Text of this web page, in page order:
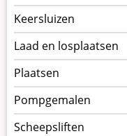
Keersluizen
Laad en losplaatsen
Plaatsen
Pompgemalen
Scheepsliften